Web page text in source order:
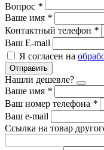
Вопрос *
Ваше имя *
Контактный телефон *
Ваш E-mail
Я согласен на
Отправить
Нашли дешевле?
Ваше имя *
Ваш номер телефона *
Ваш e-mail
Ссылка на товар